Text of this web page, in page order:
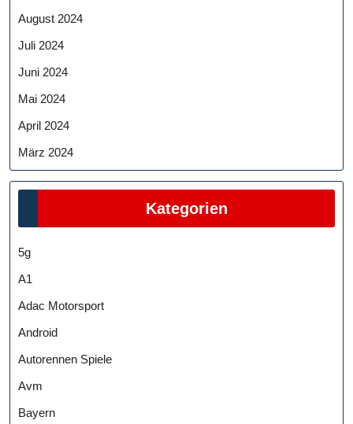
August 2024
Juli 2024
Juni 2024
Mai 2024
April 2024
März 2024
Kategorien
5g
A1
Adac Motorsport
Android
Autorennen Spiele
Avm
Bayern